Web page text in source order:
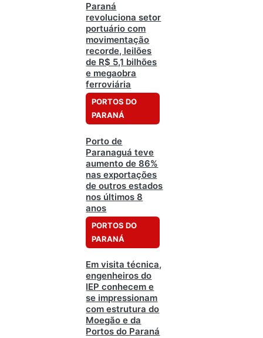
Paraná
revoluciona setor
portuário com
movimentação
recorde, leilões
de R$ 5,1 bilhões
e megaobra
ferroviária
PORTOS DO
PARANÁ
Porto de
Paranaguá teve
aumento de 86%
nas exportações
de outros estados
nos últimos 8
anos
PORTOS DO
PARANÁ
Em visita técnica,
engenheiros do
IEP conhecem e
se impressionam
com estrutura do
Moegão e da
Portos do Paraná